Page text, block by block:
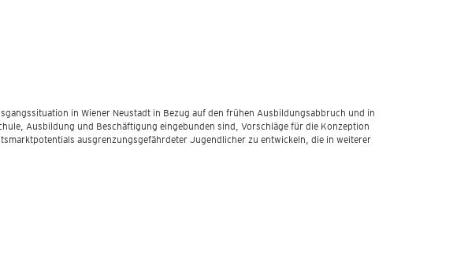
in Wiener Neustadt in Bezug auf den frühen Ausbildungsabbruch und in
Ausbildung und Beschäftigung eingebunden sind, Vorschläge für die Konzeption
ausgrenzungsgefährdeter Jugendlicher zu entwickeln, die in weiterer